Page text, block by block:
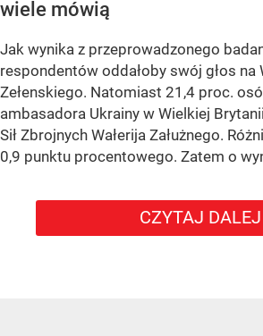
wiele mówią
Jak wynika z przeprowadzonego
respondentów oddałoby swój głos na
Zełenskiego. Natomiast 21,4 proc.
ambasadora Ukrainy w Wielkiej
Sił Zbrojnych Wałerija Załużnego.
0,9 punktu procentowego. Zatem o
CZYTAJ DALEJ